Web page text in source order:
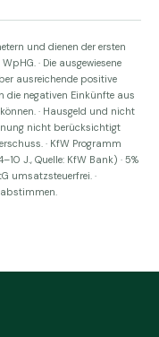
und dienen der ersten
· Die ausgewiesene
ausreichende positive
die negativen Einkünfte aus
· Hausgeld und nicht
nicht berücksichtigt
· KfW Programm
J., Quelle: KfW Bank) · 5%
umsatzsteuerfrei. ·
abstimmen.